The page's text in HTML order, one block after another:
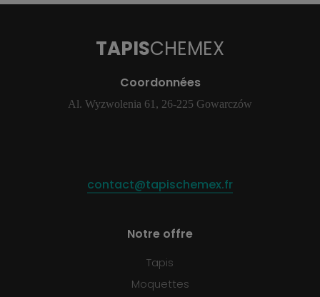
TAPISCHEMEX
Coordonnées
Al. Wyzwolenia 61, 26-225 Gowarczów
contact@tapischemex.fr
Notre offre
Tapis
Moquettes